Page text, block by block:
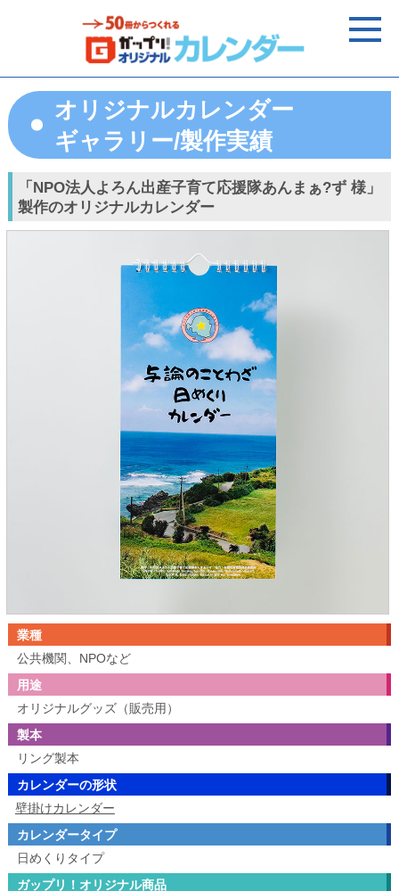
オリジナルカレンダー
ギャラリー/製作実績
「NPO法人よろん出産子育て応援隊あんまぁ?ず 様」
製作のオリジナルカレンダー
業種
公共機関、NPOなど
用途
オリジナルグッズ（販売用）
製本
リング製本
カレンダーの形状
壁掛けカレンダー
カレンダータイプ
日めくりタイプ
ガップリ！オリジナル商品